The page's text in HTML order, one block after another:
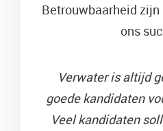
Betrouwbaarheid
ons
Verwater is altijd
goede kandidaten
Veel kandidaten